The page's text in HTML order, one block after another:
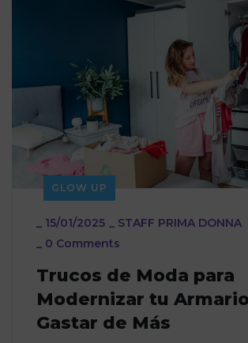
GLOW UP
_ 15/01/2025 _ STAFF PRIMA DONNA
_ 0 Comments
Trucos de Moda para
Modernizar tu
Gastar de Más